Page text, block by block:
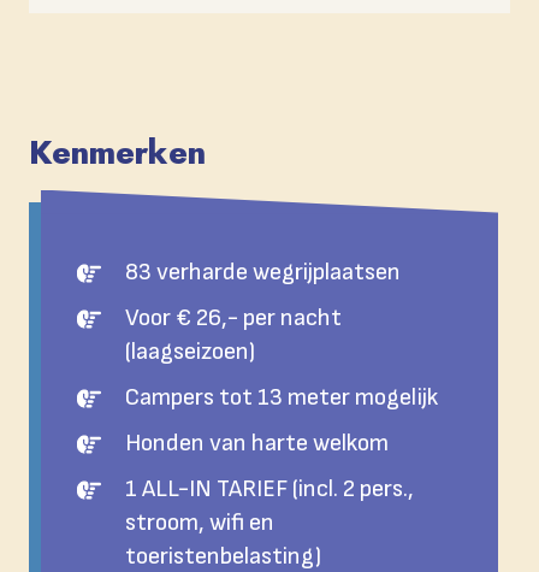
Kenmerken
83 verharde wegrijplaatsen
Voor € 26,- per nacht
(laagseizoen)
Campers tot 13 meter mogelijk
Honden van harte welkom
1 ALL-IN TARIEF (incl. 2 pers.,
stroom, wifi en
toeristenbelasting)